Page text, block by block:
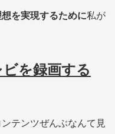
を実現するために私が
を録画する
テンツぜんぶなんて見